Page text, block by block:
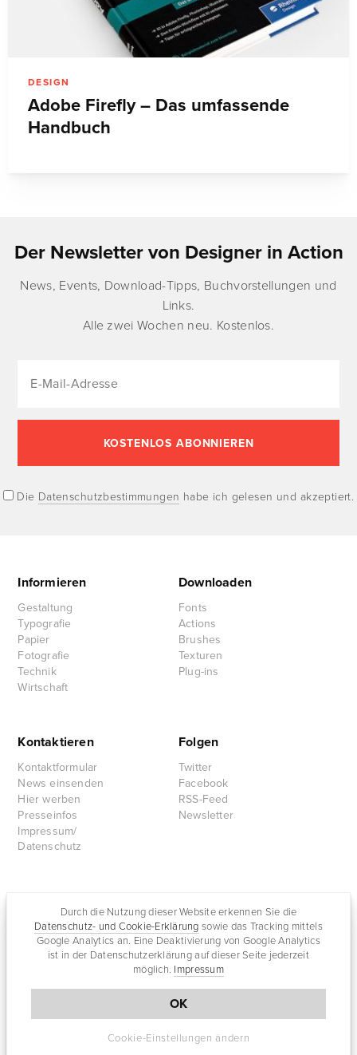
Durch die Nutzung dieser Website erkennen Sie die
Datenschutz- und Cookie-Erklärung sowie das Tracking mittels
Google Analytics an. Eine Deaktivierung von Google Analytics
ist in der Datenschutzerklärung auf dieser Seite jederzeit
möglich. Impressum
OK
Cookie-Einstellungen ändern
DESIGN
Adobe Firefly – Das umfassende
Handbuch
Der Newsletter von Designer in Action
News, Events, Download-Tipps, Buchvorstellungen und
Links.
Alle zwei Wochen neu. Kostenlos.
Die Datenschutzbestimmungen habe ich gelesen und akzeptiert.
Informieren
Gestaltung
Typografie
Papier
Fotografie
Technik
Wirtschaft
Downloaden
Fonts
Actions
Brushes
Texturen
Plug-ins
Kontaktieren
Kontaktformular
News einsenden
Hier werben
Presseinfos
Impressum/
Datenschutz
Folgen
Twitter
Facebook
RSS-Feed
Newsletter
Rullkötter AGD
Jazz for me